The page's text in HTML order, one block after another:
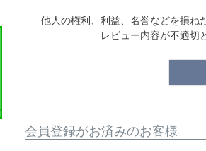
他人の権利、利益、名誉などを損ね
レビュー内容が不適切
会員登録がお済みのお客様